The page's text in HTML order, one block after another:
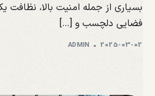
بسیاری از جمله امنیت بالا، نظافت
فضایی دلچسب و […]
ADMIN 2025-03-02